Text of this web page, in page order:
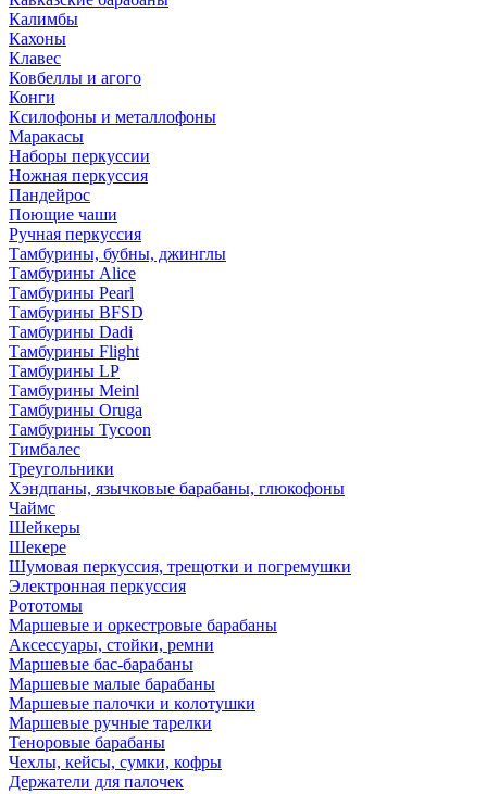
Калимбы
Кахоны
Клавес
Ковбеллы и агого
Конги
Ксилофоны и металлофоны
Маракасы
Наборы перкуссии
Ножная перкуссия
Пандейрос
Поющие чаши
Ручная перкуссия
Тамбурины, бубны, джинглы
Тамбурины Alice
Тамбурины Pearl
Тамбурины BFSD
Тамбурины Dadi
Тамбурины Flight
Тамбурины LP
Тамбурины Meinl
Тамбурины Oruga
Тамбурины Tycoon
Тимбалес
Треугольники
Хэндпаны, язычковые барабаны, глюкофоны
Чаймс
Шейкеры
Шекере
Шумовая перкуссия, трещотки и погремушки
Электронная перкуссия
Рототомы
Маршевые и оркестровые барабаны
Аксессуары, стойки, ремни
Маршевые бас-барабаны
Маршевые малые барабаны
Маршевые палочки и колотушки
Маршевые ручные тарелки
Теноровые барабаны
Чехлы, кейсы, сумки, кофры
Держатели для палочек